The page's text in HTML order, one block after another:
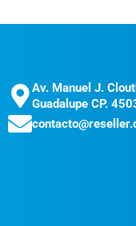
Av. Manuel J.
Guadalupe CP.